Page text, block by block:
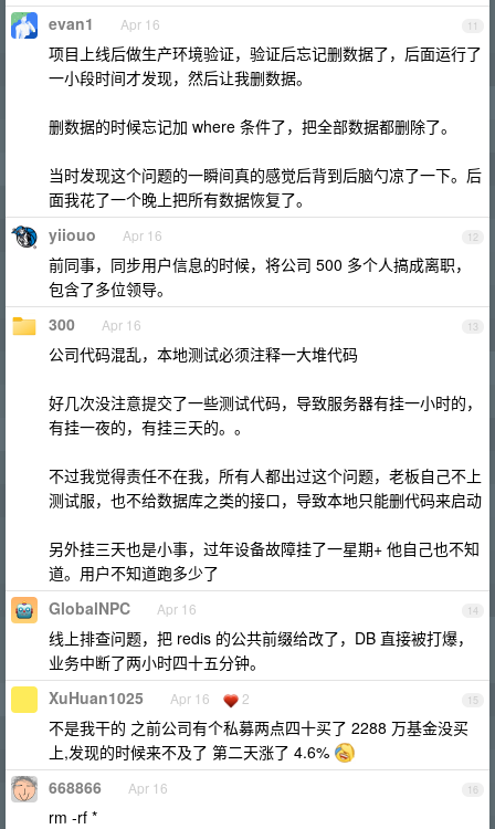
11
evan1 Apr 16
项目上线后做生产环境验证，验证后忘记删数据了，后面运行了
一小段时间才发现，然后让我删数据。
删数据的时候忘记加 where 条件了，把全部数据都删除了。
当时发现这个问题的一瞬间真的感觉后背到后脑勺凉了一下。后
面我花了一个晚上把所有数据恢复了。
12
yiiouo Apr 16
前同事，同步用户信息的时候，将公司 500 多个人搞成离职，
包含了多位领导。
13
300 Apr 16
公司代码混乱，本地测试必须注释一大堆代码
好几次没注意提交了一些测试代码，导致服务器有挂一小时的，
有挂一夜的，有挂三天的。。
不过我觉得责任不在我，所有人都出过这个问题，老板自己不上
测试服，也不给数据库之类的接口，导致本地只能删代码来启动
另外挂三天也是小事，过年设备故障挂了一星期+ 他自己也不知
道。用户不知道跑多少了
14
GlobalNPC Apr 16
线上排查问题，把 redis 的公共前缀给改了，DB 直接被打爆，
业务中断了两小时四十五分钟。
15
XuHuan1025 Apr 16 2
不是我干的 之前公司有个私募两点四十买了 2288 万基金没买
上,发现的时候来不及了 第二天涨了 4.6%
16
668866 Apr 16
rm -rf *